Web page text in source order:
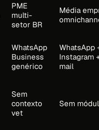
PME
multi-
setor BR
Média
WhatsApp
Business
genérico
WhatsApp
Instagram
mail
Sem
contexto
vet
Sem